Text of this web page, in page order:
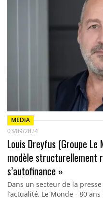
MEDIA
03/09/2024
Louis Dreyfus (Groupe Le
modèle structurellement
s’autofinance »
Dans un secteur de la
l’actualité, Le Monde - 80